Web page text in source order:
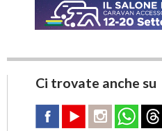
Ci trovate anche su